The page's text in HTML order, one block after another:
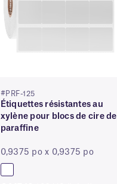
#PRF-125
Étiquettes résistantes au
xylène pour blocs de cire de
paraffine
0,9375 po x 0,9375 po